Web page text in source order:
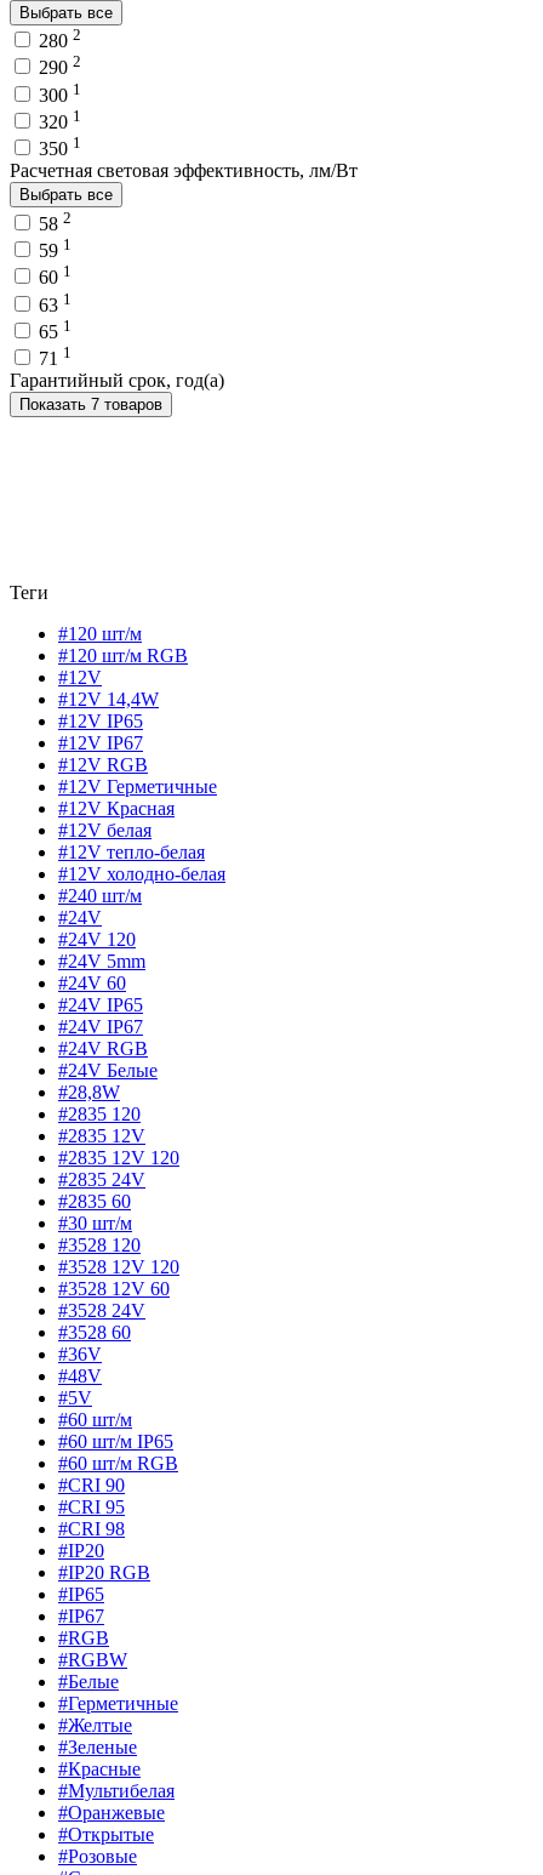
Выбрать все
280 2
290 2
300 1
320 1
350 1
Расчетная световая эффективность, лм/Вт
Выбрать все
58 2
59 1
60 1
63 1
65 1
71 1
Гарантийный срок, год(а)
Показать 7 товаров
Теги
#120 шт/м
#120 шт/м RGB
#12V
#12V 14,4W
#12V IP65
#12V IP67
#12V RGB
#12V Герметичные
#12V Красная
#12V белая
#12V тепло-белая
#12V холодно-белая
#240 шт/м
#24V
#24V 120
#24V 5mm
#24V 60
#24V IP65
#24V IP67
#24V RGB
#24V Белые
#28,8W
#2835 120
#2835 12V
#2835 12V 120
#2835 24V
#2835 60
#30 шт/м
#3528 120
#3528 12V 120
#3528 12V 60
#3528 24V
#3528 60
#36V
#48V
#5V
#60 шт/м
#60 шт/м IP65
#60 шт/м RGB
#CRI 90
#CRI 95
#CRI 98
#IP20
#IP20 RGB
#IP65
#IP67
#RGB
#RGBW
#Белые
#Герметичные
#Желтые
#Зеленые
#Красные
#Мультибелая
#Оранжевые
#Открытые
#Розовые